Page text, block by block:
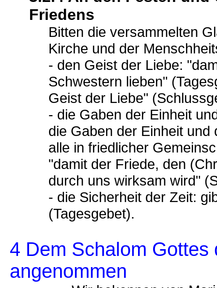
Friedens
Bitten die versammelten
Kirche und der
- den Geist der Liebe:
Schwestern lieben"
Geist der Liebe"
- die Gaben der Einheit
die Gaben der Einheit
alle in friedlicher
"damit der Friede, den
durch uns wirksam wird"
- die Sicherheit der Zeit:
(Tagesgebet).
4 Dem Schalom
angenommen